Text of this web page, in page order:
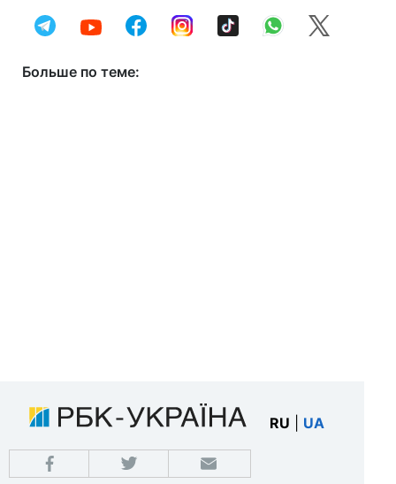
Больше по теме:
RU UA